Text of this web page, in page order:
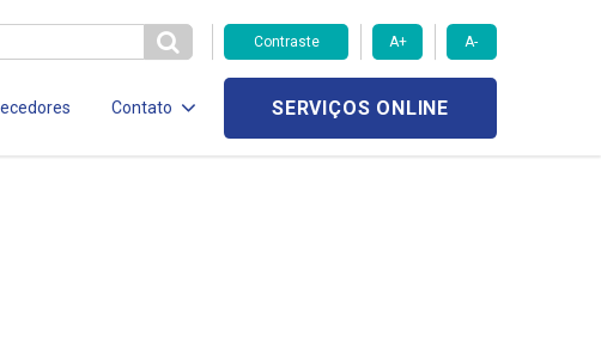
Contraste A+ A-
Contato SERVIÇOS ONLINE